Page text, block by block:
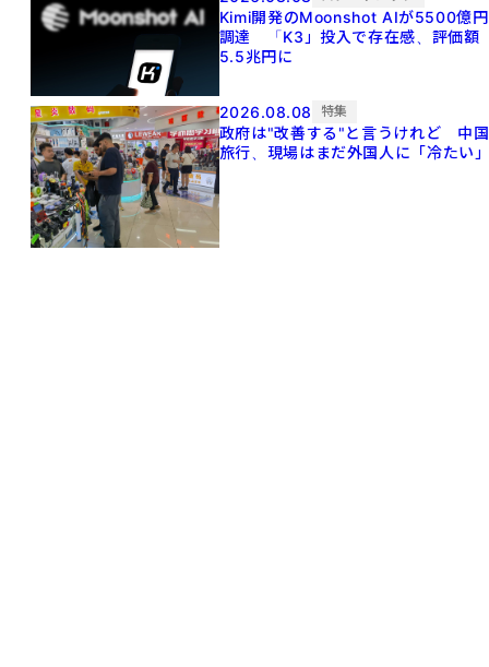
Kimi開発のMoonshot AIが5500億円
調達 「K3」投入で存在感、評価額
5.5兆円に
2026.08.08 特集
政府は"改善する"と言うけれど 中国
旅行、現場はまだ外国人に「冷たい